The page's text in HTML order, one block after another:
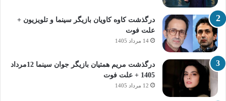
درگذشت کاوه کاویان بازیگر سینما و تلویزیون +
علت فوت
14 مرداد 1405
درگذشت مریم همتیان بازیگر جوان سینما 12مرداد
1405 + علت فوت
12 مرداد 1405